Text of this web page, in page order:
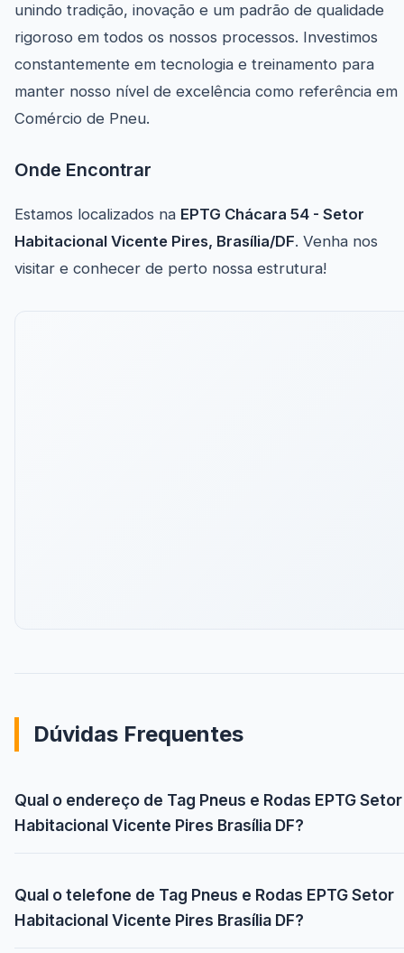
unindo tradição, inovação e um padrão de qualidade
rigoroso em todos os nossos processos. Investimos
constantemente em tecnologia e treinamento para
manter nosso nível de excelência como referência em
Comércio de Pneu.
Onde Encontrar
Estamos localizados na EPTG Chácara 54 - Setor
Habitacional Vicente Pires, Brasília/DF. Venha nos
visitar e conhecer de perto nossa estrutura!
Dúvidas Frequentes
Qual o endereço de Tag Pneus e Rodas EPTG Setor
Habitacional Vicente Pires Brasília DF?
Qual o telefone de Tag Pneus e Rodas EPTG Setor
Habitacional Vicente Pires Brasília DF?